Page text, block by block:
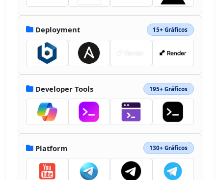
</clipPath></defs></svg>
Deployment 15+ Gráficos
Developer Tools 195+ Gráficos
Platform 130+ Gráficos